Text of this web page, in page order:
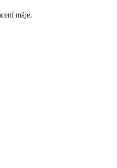
máje.